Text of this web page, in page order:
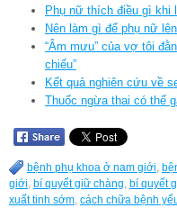
Phụ nữ thích điều gì khi
Nên làm gì để phụ nữ
“Âm mưu” của vợ tôi
chiếu”
Kết quả nghiên cứu về
Thuốc ngừa thai có thể
bệnh phụ khoa ở nam giới,
giới, bí quyết giữ chàng, bí quyết
xuất tinh sớm, cách chữa bệnh